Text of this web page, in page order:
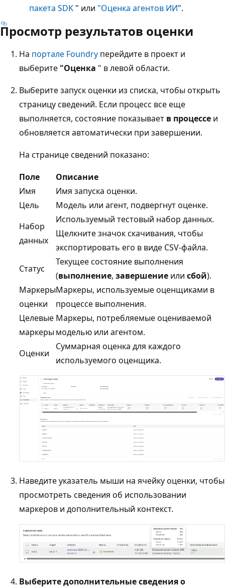
пакета SDK " или "Оценка агентов ИИ".
Просмотр результатов оценки
На портале Foundry перейдите в проект и
выберите "Оценка " в левой области.
Выберите запуск оценки из списка, чтобы открыть
страницу сведений. Если процесс все еще
выполняется, состояние показывает в процессе и
обновляется автоматически при завершении.
На странице сведений показано:
Поле
Описание
Имя
Имя запуска оценки.
Цель
Модель или агент, подвергнут оценке.
Набор
данных
Используемый тестовый набор данных.
Щелкните значок скачивания, чтобы
экспортировать его в виде CSV-файла.
Статус
Текущее состояние выполнения
(выполнение, завершение или сбой).
Маркеры
оценки
Маркеры, используемые оценщиками в
процессе выполнения.
Целевые
маркеры
Маркеры, потребляемые оцениваемой
моделью или агентом.
Оценки
Суммарная оценка для каждого
используемого оценщика.
Наведите указатель мыши на ячейку оценки, чтобы
просмотреть сведения об использовании
маркеров и дополнительный контекст.
Выберите дополнительные сведения о